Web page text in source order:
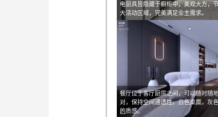
电厨具皆隐藏于橱柜中，美观大方，
大活动区域，完美满足业主需求。
餐厅位于客厅厨房之间，可以随时随
对，保持空间通透性。白色桌面，灰
的质感。